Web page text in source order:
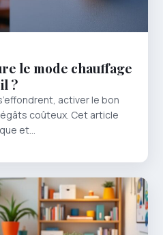
le mode chauffage
?
activer le bon
coûteux. Cet article
et…